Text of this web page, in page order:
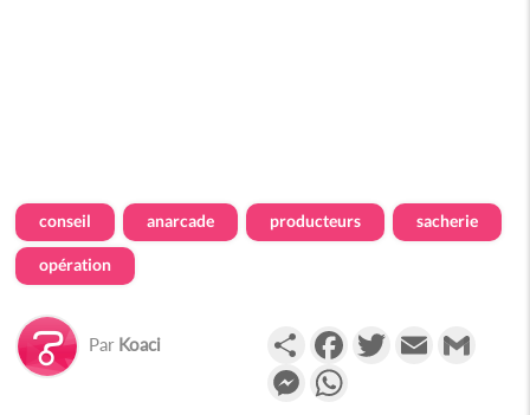
conseil anarcade producteurs sacherie
opération
Par Koaci PartagerFacebookTwitterEmail
Messenger